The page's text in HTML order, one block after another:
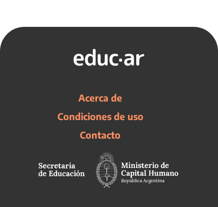
Acerca de
Condiciones de uso
Contacto